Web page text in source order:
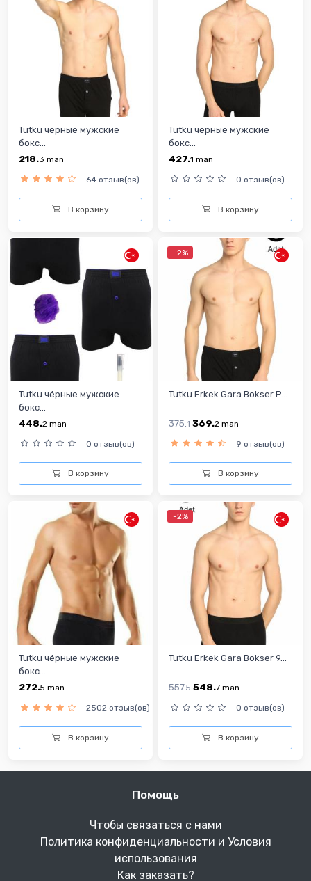
Tutku чёрные мужские
бокс...
218.3 man
64 отзыв(ов)
В корзину
Tutku чёрные мужские
бокс...
427.1 man
0 отзыв(ов)
В корзину
Tutku чёрные мужские
бокс...
448.2 man
0 отзыв(ов)
В корзину
-2%
Tutku Erkek Gara Bokser P...
375.1 369.2 man
9 отзыв(ов)
В корзину
Tutku чёрные мужские
бокс...
272.5 man
2502 отзыв(ов)
В корзину
-2%
Tutku Erkek Gara Bokser 9...
557.5 548.7 man
0 отзыв(ов)
В корзину
Помощь
Чтобы связаться с нами
Политика конфиденциальности и Условия
использования
Как заказать?